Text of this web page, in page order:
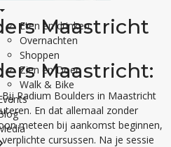
Eten en drinken
Overnachten
Shoppen
Zien en Doen
Walk & Bike
Maastricht
Maastricht:
Radium Boulders in Maastricht
En dat allemaal zonder
meteen bij aankomst beginnen,
cursussen. Na je sessie